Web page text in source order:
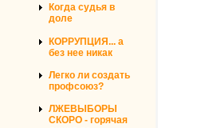
Когда судья в
доле
КОРРУПЦИЯ... а
без нее никак
Легко ли создать
профсоюз?
ЛЖЕВЫБОРЫ
СКОРО - горячая